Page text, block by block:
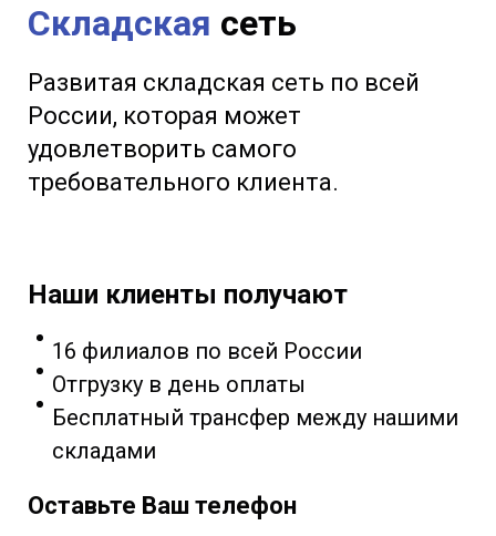
Складская сеть
Развитая складская сеть по всей
России, которая может
удовлетворить самого
требовательного клиента.
Наши клиенты получают
16 филиалов по всей России
Отгрузку в день оплаты
Бесплатный трансфер между нашими
складами
Оставьте Ваш телефон